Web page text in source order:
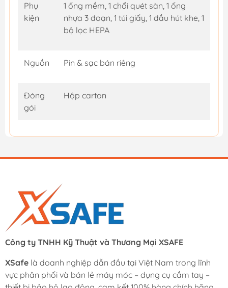
Phụ
kiện
1 ống mềm, 1 chổi quét sàn, 1 ống
nhựa 3 đoạn, 1 túi giấy, 1 đầu hút khe, 1
bộ lọc HEPA
Nguồn Pin & sạc bán riêng
Đóng
gói
Hộp carton
Công ty TNHH Kỹ Thuật và Thương Mại XSAFE
XSafe là doanh nghiệp dẫn đầu tại Việt Nam trong lĩnh
vực phân phối và bán lẻ máy móc – dụng cụ cầm tay –